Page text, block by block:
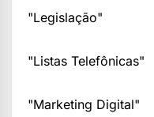
"Legislação"
"Listas Telefônicas"
"Marketing Digital"